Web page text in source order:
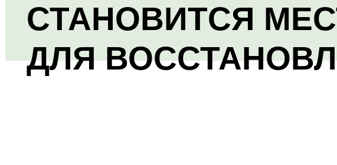
СТАНОВИТСЯ
ДЛЯ